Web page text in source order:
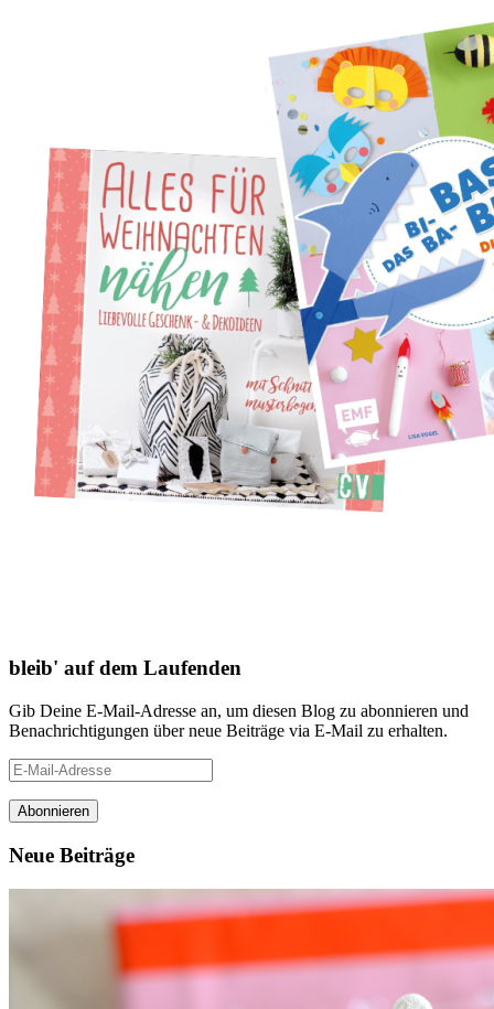
bleib' auf dem Laufenden
Gib Deine E-Mail-Adresse an, um diesen Blog zu abonnieren und
Benachrichtigungen über neue Beiträge via E-Mail zu erhalten.
E-
Mail-
Adresse
Neue Beiträge